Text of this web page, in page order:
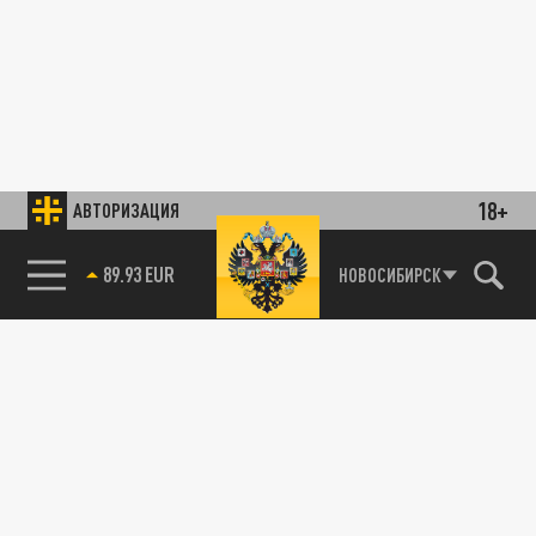
АВТОРИЗАЦИЯ 18+
89.93 EUR НОВОСИБИРСК